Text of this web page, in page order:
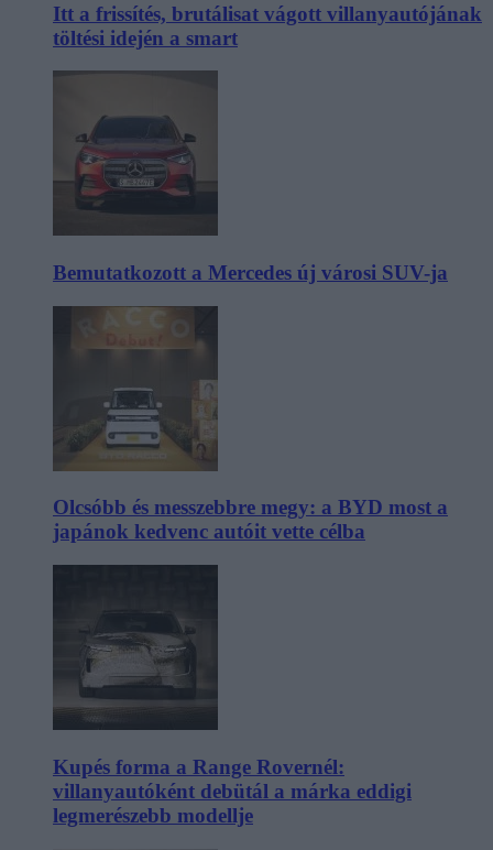
Itt a frissítés, brutálisat vágott villanyautójának
töltési idején a smart
Bemutatkozott a Mercedes új városi SUV-ja
Olcsóbb és messzebbre megy: a BYD most a
japánok kedvenc autóit vette célba
Kupés forma a Range Rovernél:
villanyautóként debütál a márka eddigi
legmerészebb modellje